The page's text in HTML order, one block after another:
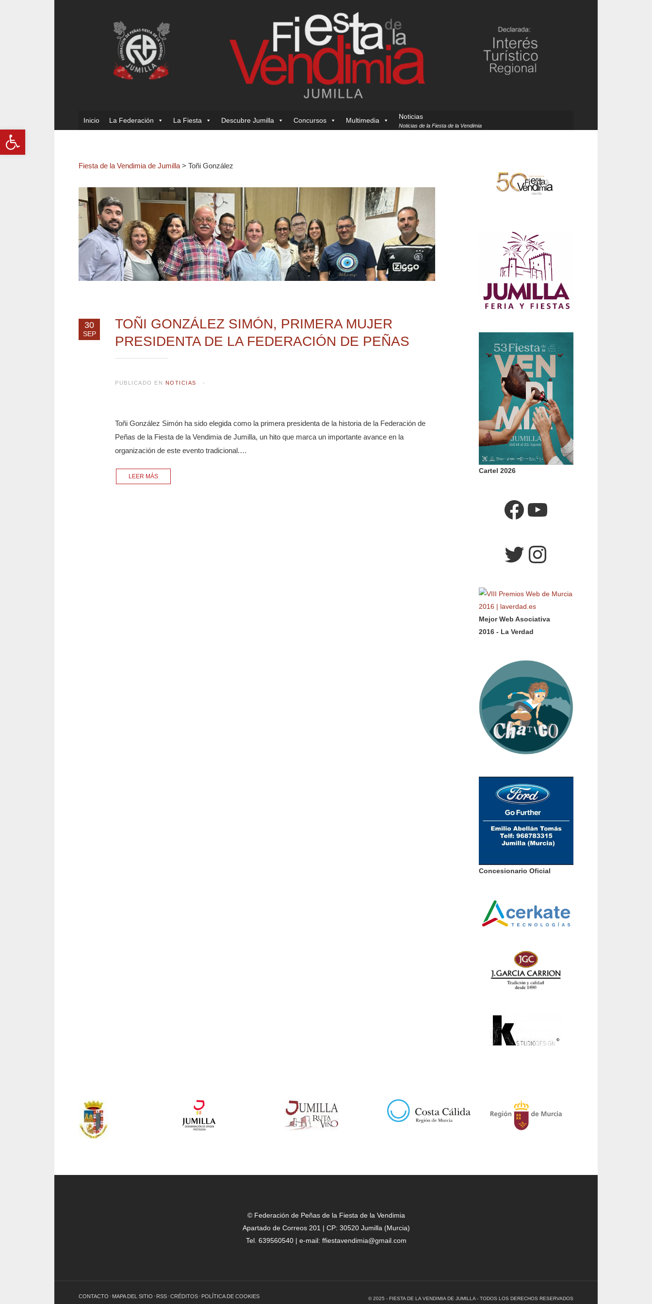
Abrir barra de herramientas
Inicio La Federación La Fiesta Descubre Jumilla Concursos Multimedia Noticias
Noticias de la Fiesta de la Vendimia
Fiesta de la Vendimia de Jumilla > Toñi González
30
SEP
TOÑI GONZÁLEZ SIMÓN, PRIMERA MUJER
PRESIDENTA DE LA FEDERACIÓN DE PEÑAS
PUBLICADO EN NOTICIAS
Toñi González Simón ha sido elegida como la primera presidenta de la historia de la Federación de
Peñas de la Fiesta de la Vendimia de Jumilla, un hito que marca un importante avance en la
organización de este evento tradicional.…
LEER MÁS
Cartel 2026
Mejor Web Asociativa
2016 - La Verdad
Concesionario Oficial
© Federación de Peñas de la Fiesta de la Vendimia
Apartado de Correos 201 | CP: 30520 Jumilla (Murcia)
Tel. 639560540 | e-mail: ffiestavendimia@gmail.com
CONTACTO MAPA DEL SITIO RSS CRÉDITOS POLÍTICA DE COOKIES © 2025 - FIESTA DE LA VENDIMIA DE JUMILLA - TODOS LOS DERECHOS RESERVADOS